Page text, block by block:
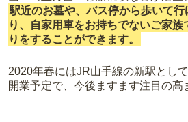
駅近のお墓や、バス停から歩いて
り、自家用車をお持ちでないご家
りをすることができます。
2020年春にはJR山手線の新駅とし
開業予定で、今後ますます注目の高